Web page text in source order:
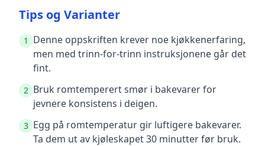
Tips og Varianter
1
Denne oppskriften krever noe kjøkkenerfaring,
men med trinn-for-trinn instruksjonene går det
fint.
2 Bruk romtemperert smør i bakevarer for
jevnere konsistens i deigen.
3 Egg på romtemperatur gir luftigere bakevarer.
Ta dem ut av kjøleskapet 30 minutter før bruk.